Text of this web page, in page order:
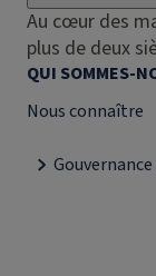
Au cœur des
plus de deux
QUI SOMMES-
Nous connaître